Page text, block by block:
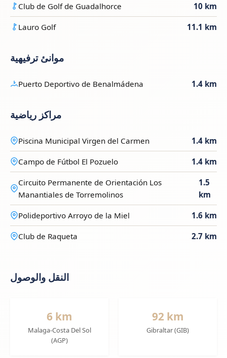
Club de Golf de Guadalhorce 10 km
Lauro Golf 11.1 km
موانئ ترفيهية
Puerto Deportivo de Benalmádena 1.4 km
مراكز رياضية
Piscina Municipal Virgen del Carmen 1.4 km
Campo de Fútbol El Pozuelo 1.4 km
Circuito Permanente de Orientación Los
Manantiales de Torremolinos
1.5
km
Polideportivo Arroyo de la Miel 1.6 km
Club de Raqueta 2.7 km
النقل والوصول
6 km
Malaga-Costa Del Sol
(AGP)
92 km
Gibraltar (GIB)